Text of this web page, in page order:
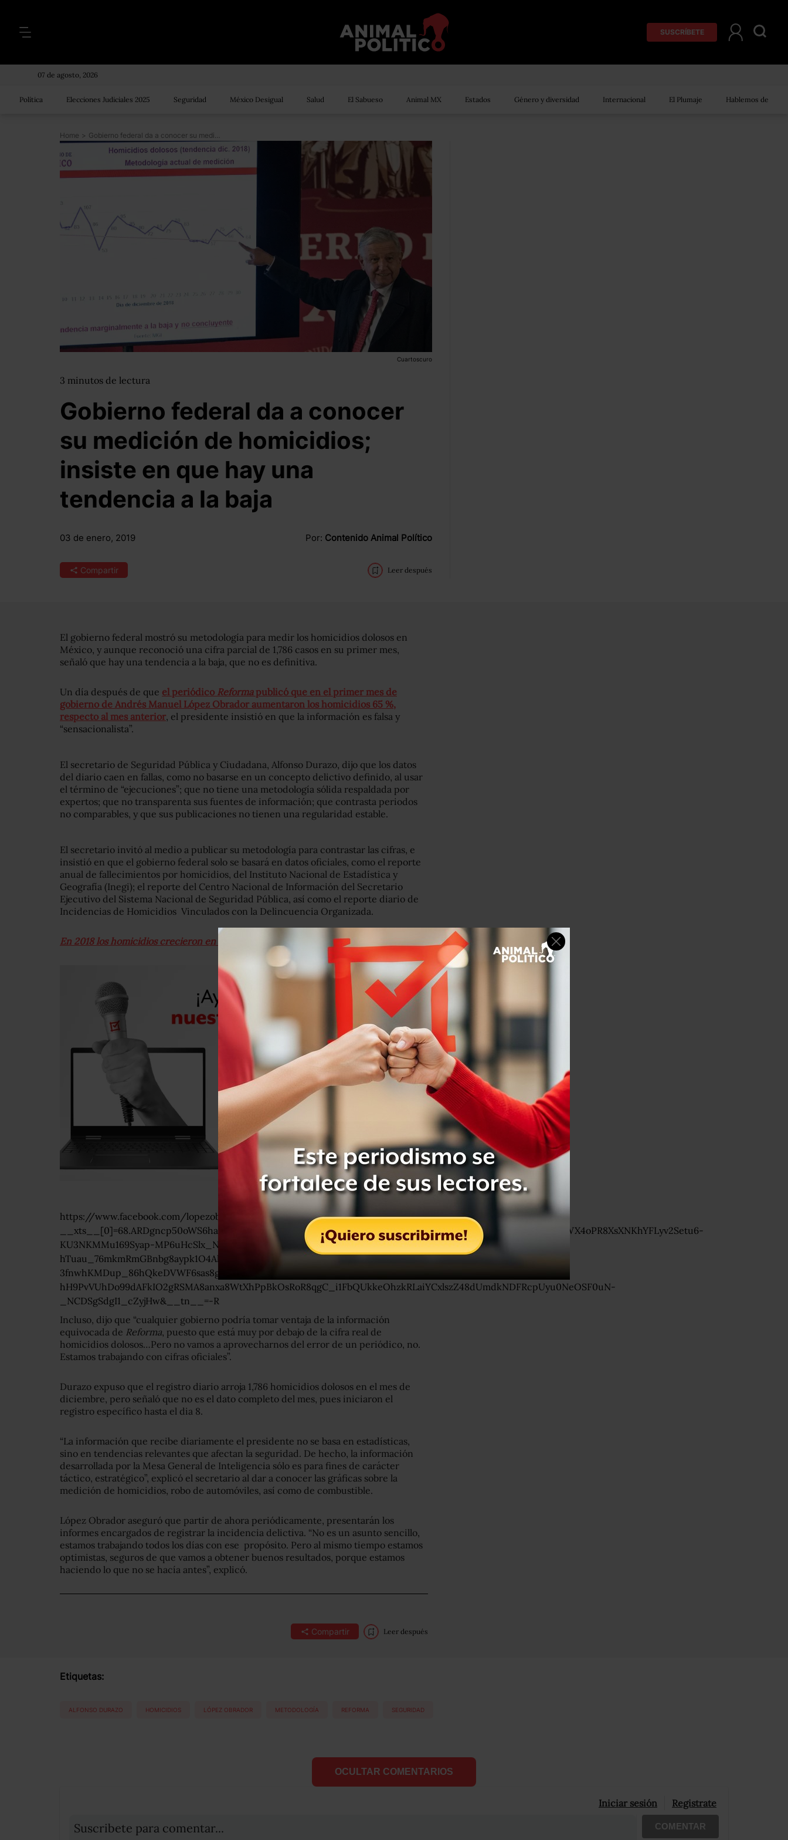
SUSCRÍBETE
07 de agosto, 2026
Política Elecciones Judiciales 2025 Seguridad México Desigual Salud El Sabueso Animal MX Estados Género y diversidad Internacional El Plumaje Hablemos de
Home > Gobierno federal da a conocer su medición de homicidios; insiste en que hay una tendencia a la baja
Cuartoscuro
3 minutos de lectura
Gobierno federal da a conocer
su medición de homicidios;
insiste en que hay una
tendencia a la baja
03 de enero, 2019 Por: Contenido Animal Político
Compartir Leer después
El gobierno federal mostró su metodología para medir los homicidios dolosos en
México, y aunque reconoció una cifra parcial de 1,786 casos en su primer mes,
señaló que hay una tendencia a la baja, que no es definitiva.
Un día después de que el periódico Reforma publicó que en el primer mes de
gobierno de Andrés Manuel López Obrador aumentaron los homicidios 65 %,
respecto al mes anterior, el presidente insistió en que la información es falsa y
“sensacionalista”.
El secretario de Seguridad Pública y Ciudadana, Alfonso Durazo, dijo que los datos
del diario caen en fallas, como no basarse en un concepto delictivo definido, al usar
el término de “ejecuciones”; que no tiene una metodología sólida respaldada por
expertos; que no transparenta sus fuentes de información; que contrasta periodos
no comparables, y que sus publicaciones no tienen una regularidad estable.
El secretario invitó al medio a publicar su metodología para contrastar las cifras, e
insistió en que el gobierno federal solo se basará en datos oficiales, como el reporte
anual de fallecimientos por homicidios, del Instituto Nacional de Estadística y
Geografía (Inegi); el reporte del Centro Nacional de Información del Secretario
Ejecutivo del Sistema Nacional de Seguridad Pública, así como el reporte diario de
Incidencias de Homicidios Vinculados con la Delincuencia Organizada.
En 2018 los homicidios crecieron en 27 estados y en 15 alcanzaron niveles récord
https://www.facebook.com/lopezobrador.org.mx/videos/756605851363614/?
__xts__[0]=68.ARDgncp50oWS6haAeAQniRuE257t4mQ5eV07btRKtGwYlX5egTVYv9AhebzP3c54vV6edtk8AwbPmZWX4oPR8XsXNKhYFLyv2Setu6-
KU3NKMMu169Syap-MP6uHcSlx_N3ysZ7DRmlsgEaPV-
hTuau_76mkmRmGBnbg8aypk1O4AhTY6-
3fnwhKMDup_86hQkeDVWF6sas8gk1I_vDCaOwCkzSDi-BRqO5Iyc-
hH9PvVUhDo99dAFkIO2gRSMA8anxa8WtXhPpBkOsRoR8qgC_i1FbQUkkeOhzkRLaiYCxlszZ48dUmdkNDFRcpUyu0NeOSF0uN-
_NCDSgSdgI1_cZyjHw&__tn__=-R
Incluso, dijo que “cualquier gobierno podría tomar ventaja de la información
equivocada de Reforma, puesto que está muy por debajo de la cifra real de
homicidios dolosos…Pero no vamos a aprovecharnos del error de un periódico, no.
Estamos trabajando con cifras oficiales”.
Durazo expuso que el registro diario arroja 1,786 homicidios dolosos en el mes de
diciembre, pero señaló que no es el dato completo del mes, pues iniciaron el
registro específico hasta el dia 8.
“La información que recibe diariamente el presidente no se basa en estadísticas,
sino en tendencias relevantes que afectan la seguridad. De hecho, la información
desarrollada por la Mesa General de Inteligencia sólo es para fines de carácter
táctico, estratégico”, explicó el secretario al dar a conocer las gráficas sobre la
medición de homicidios, robo de automóviles, así como de combustible.
López Obrador aseguró que partir de ahora periódicamente, presentarán los
informes encargados de registrar la incidencia delictiva. “No es un asunto sencillo,
estamos trabajando todos los días con ese propósito. Pero al mismo tiempo estamos
optimistas, seguros de que vamos a obtener buenos resultados, porque estamos
haciendo lo que no se hacía antes”, explicó.
Compartir Leer después
Etiquetas:
ALFONSO DURAZO HOMICIDIOS LÓPEZ OBRADOR METODOLOGÍA REFORMA SEGURIDAD
OCULTAR COMENTARIOS
Iniciar sesión Registrate
Suscribete para comentar... COMENTAR